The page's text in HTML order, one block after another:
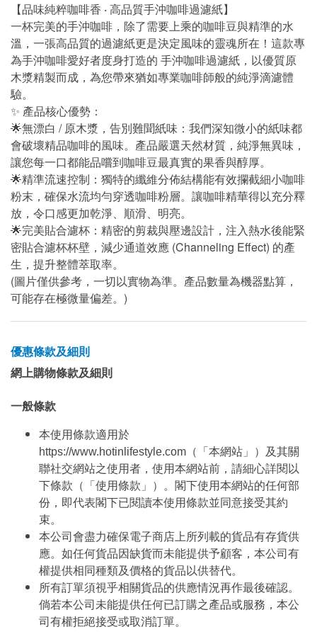
【品味純粹咖啡香 ‧ 高品質手沖咖啡過濾紙】
一杯完美的手沖咖啡，除了需要上乘的咖啡豆與精準的水
溫，一張高品質的過濾紙更是決定風味的靈魂所在！這款專
為手沖咖啡愛好者度身打造的 手沖咖啡過濾紙，以優質原
木漿精製而成，為您帶來猶如專業咖啡師般的純淨滴濾體
驗。
✨ 產品核心優勢：
🌟無漂白 / 原木漿，告別難聞紙味：我們深知微小的紙味都
會破壞精品咖啡的風味。產品嚴選天然材質，純淨無異味，
讓您每一口都能品嚐到咖啡豆最真實的果香與醇厚。
🌟精準流速控制：獨特的纖維分佈結構能有效攔截細小咖啡
粉末，確保水流均勻穿透咖啡粉層。讓咖啡精華得以充分釋
放，令口感更加乾淨、順滑、明亮。
🌟完美貼合濾杯：精密的剪裁與壓邊設計，注入熱水後能緊
密貼合濾杯杯壁，減少通道效應 (Channeling Effect) 的產
生，提升整體萃取率。
(圖片僅供參考，一切以實物為準。產品數量為機器點算，
可能存在極微量偏差。)
優惠條款及細則
網上購物條款及細則
一般條款
本使用條款適用於
https://www.hotinlifestyle.com（「本網站」）及其關
聯社交網站之使用者，使用本網站前，請細心詳閱以
下條款（「使用條款」）。閣下使用本網站的任何部
份，即代表閣下已閱讀本使用條款並同意接受其約
束。
本公司會盡力確保電子商店上所列載的貨品有存貨供
應。如任何貨品因缺貨而未能提供予顧客，本公司有
權提供相同種類及價格的貨品以供替代。
所有訂單須視乎相關貨品的供應情況再作最後確認。
倘若本公司未能提供任何已訂購之產品或服務，本公
司有權拒絕接受或取消訂單。